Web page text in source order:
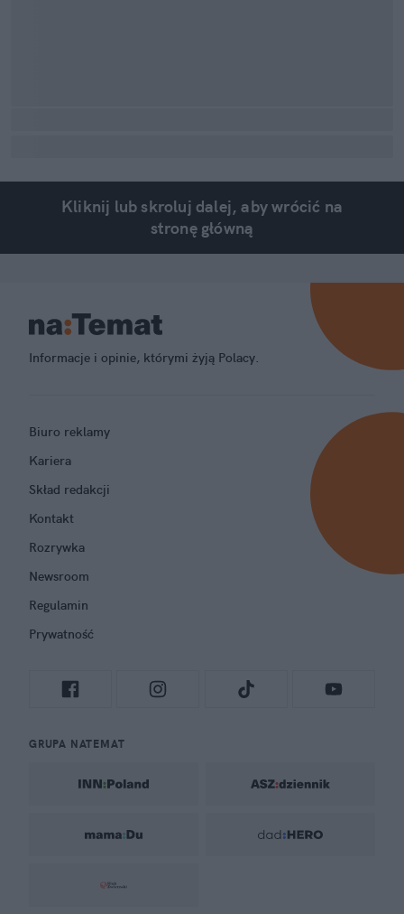
Kliknij lub skroluj dalej, aby wrócić na
stronę główną
Informacje i opinie, którymi żyją Polacy.
Biuro reklamy
Kariera
Skład redakcji
Kontakt
Rozrywka
Newsroom
Regulamin
Prywatność
GRUPA NATEMAT